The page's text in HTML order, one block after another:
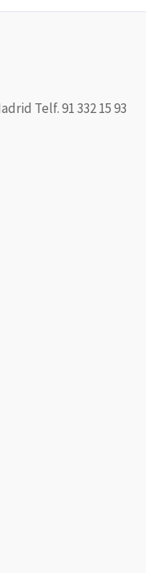
Telf. 91 332 15 93